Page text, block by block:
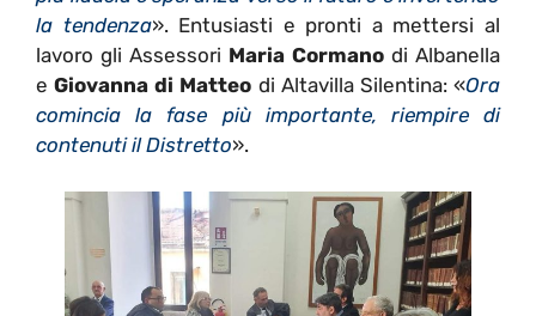
la tendenza». Entusiasti e pronti a mettersi al
lavoro gli Assessori Maria Cormano di Albanella
eGiovanna di Matteo di Altavilla Silentina: «Ora
comincia la fase più importante, riempire di
contenuti il Distretto».